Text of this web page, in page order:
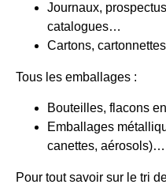
Journaux,
catalogues…
Cartons,
Tous les emballages :
Bouteilles, flacons
Emballages
canettes, aérosols)…
Pour tout savoir sur le tri